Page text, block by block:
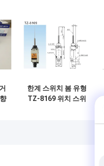
한계 스위치 봄 유형
TZ-8169 위치 스위